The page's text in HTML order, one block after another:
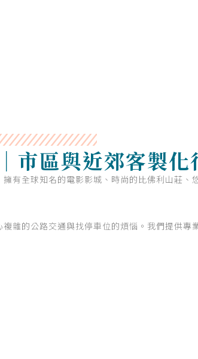
市區與近郊客製化
有全球知名的電影影城、時尚的比佛利山莊
雜的公路交通與找停車位的煩惱。我們提供